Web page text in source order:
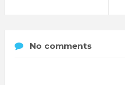
No comments